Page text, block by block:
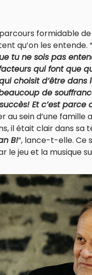
formidable
qu’on les entende. “
tu ne sois pas
qui font que
choisit d’être dans
de
Et c’est
au sein d’une
il était clair dans sa
B!”, lance-t-elle. Ce
le jeu et la musique